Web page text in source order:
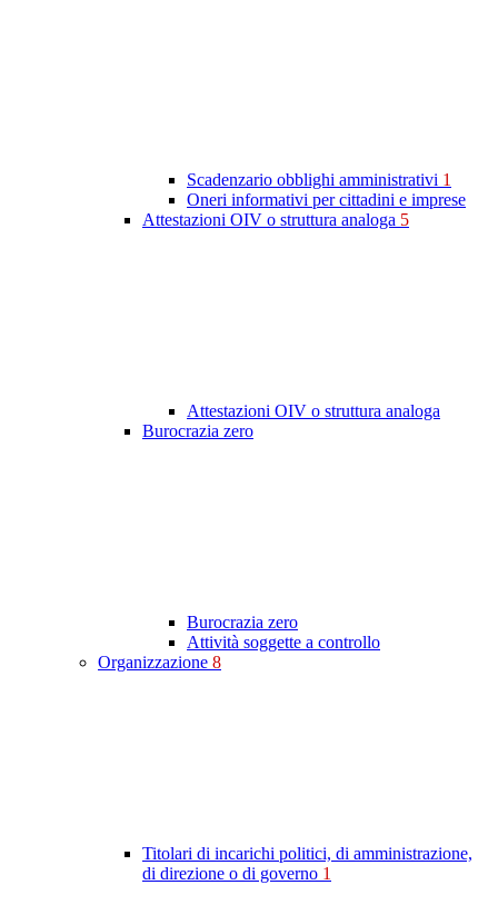
Scadenzario obblighi amministrativi 1
Oneri informativi per cittadini e imprese
Attestazioni OIV o struttura analoga 5
Attestazioni OIV o struttura analoga
Burocrazia zero
Burocrazia zero
Attività soggette a controllo
Organizzazione 8
Titolari di incarichi politici, di amministrazione,
di direzione o di governo 1